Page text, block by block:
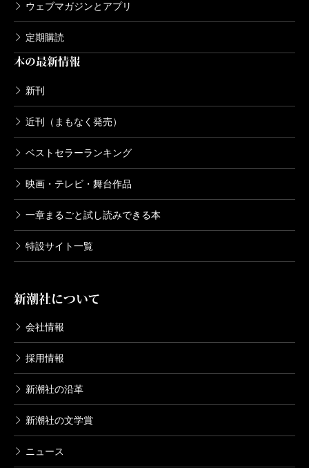
ウェブマガジンとアプリ
定期購読
本の最新情報
新刊
近刊（まもなく発売）
ベストセラーランキング
映画・テレビ・舞台作品
一章まるごと試し読みできる本
特設サイト一覧
新潮社について
会社情報
採用情報
新潮社の沿革
新潮社の文学賞
ニュース